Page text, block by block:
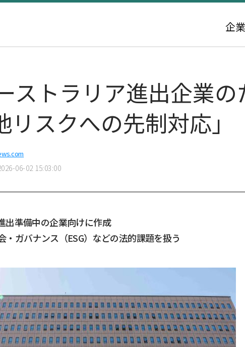
企業
ストラリア進出企業
スクへの先制対応」
06-02 15:03:00
出準備中の企業向けに作成
ガバナンス（ESG）などの法的課題を扱う